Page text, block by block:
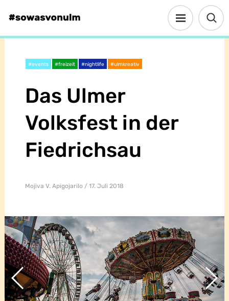
#events #freizeit #nightlife #ulmkreativ
Das Ulmer
Volksfest in der
Fiedrichsau
Mojiva V. Apigojarilo 17. Juli 2018